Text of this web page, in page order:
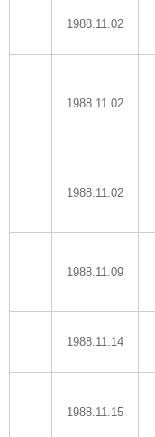
1988.11.02
1988.11.02
1988.11.02
1988.11.09
1988.11.14
1988.11.15